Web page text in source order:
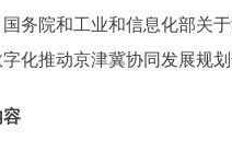
院和工业和信息化部关于
化推动京津冀协同发展规